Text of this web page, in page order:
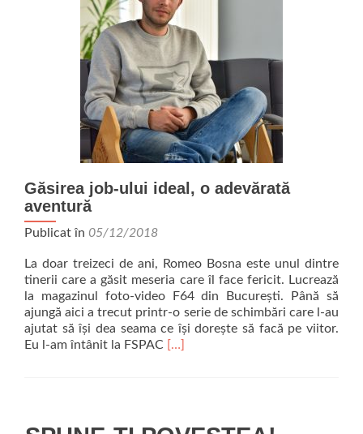
Găsirea job-ului ideal, o adevărată
aventură
Publicat în 05/12/2018
La doar treizeci de ani, Romeo Bosna este unul dintre
tinerii care a găsit meseria care îl face fericit. Lucrează
la magazinul foto-video F64 din București. Până să
ajungă aici a trecut printr-o serie de schimbări care l-au
ajutat să își dea seama ce își dorește să facă pe viitor.
Eu l-am întânit la FSPAC Read more about Găsirea job-ului
[…]